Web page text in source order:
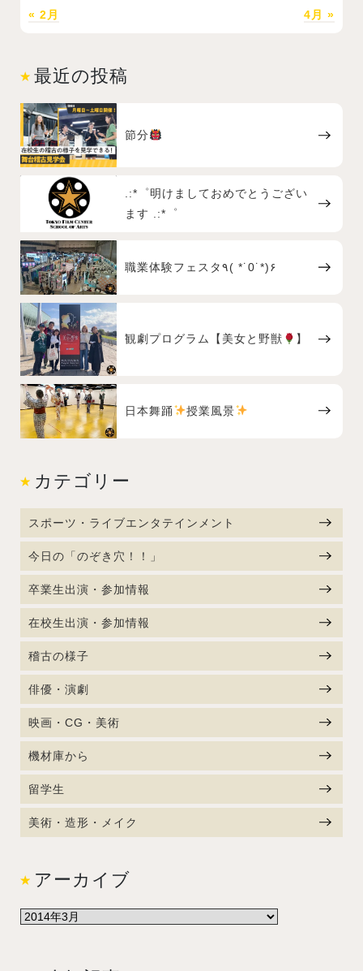
« 2月 4月 »
最近の投稿
節分
.:*゜明けましておめでとうござい
ます .:*゜
職業体験フェスタ٩( *˙0˙*)۶
観劇プログラム【美女と野獣 】
日本舞踊 授業風景
カテゴリー
スポーツ・ライブエンタテインメント
今日の「のぞき穴！！」
卒業生出演・参加情報
在校生出演・参加情報
稽古の様子
俳優・演劇
映画・CG・美術
機材庫から
留学生
美術・造形・メイク
アーカイブ